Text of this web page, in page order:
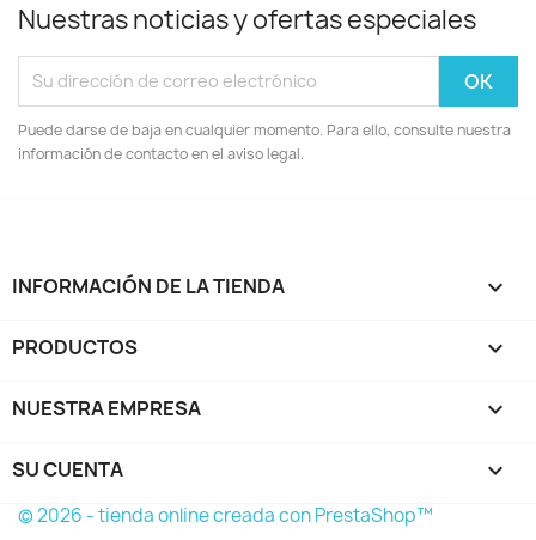
Nuestras noticias y ofertas especiales
Puede darse de baja en cualquier momento. Para ello, consulte nuestra
información de contacto en el aviso legal.
INFORMACIÓN DE LA TIENDA keyboard_arrow_down
PRODUCTOS 
NUESTRA EMPRESA 
SU CUENTA 
© 2026 - tienda online creada con PrestaShop™